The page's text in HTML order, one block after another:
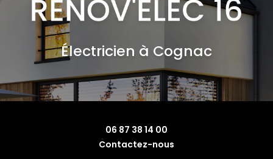
Électricien à Cognac
06 87 38 14 00
Contactez-nous